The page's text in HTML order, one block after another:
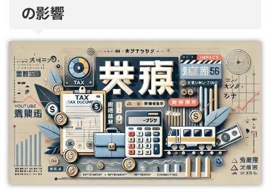
の影響